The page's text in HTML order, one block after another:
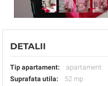
DETALII
Tip apartament:
apartament
Suprafata utila:
52 mp